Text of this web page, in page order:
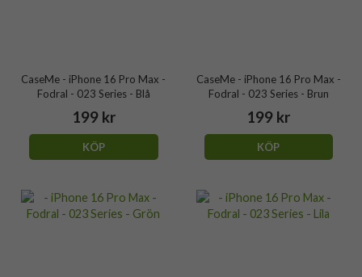
CaseMe - iPhone 16 Pro Max -
Fodral - 023 Series - Blå
199 kr
KÖP
CaseMe - iPhone 16 Pro Max -
Fodral - 023 Series - Brun
199 kr
KÖP